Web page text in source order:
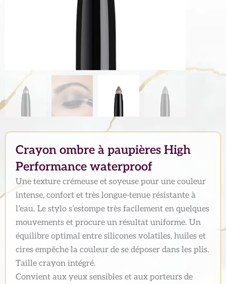
Crayon ombre à paupières High
Performance waterproof
Une texture crémeuse et soyeuse pour une couleur
intense, confort et très longue-tenue résistante à
l’eau. Le stylo s’estompe très facilement en quelques
mouvements et procure un résultat uniforme. Un
équilibre optimal entre silicones volatiles, huiles et
cires empêche la couleur de se déposer dans les plis.
Taille crayon intégré.
Convient aux yeux sensibles et aux porteurs de